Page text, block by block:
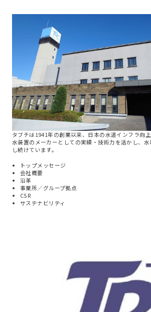
タブチは1941年の創業以来、日本の水道インフラ向
水装置のメーカーとしての実績・技術力を活かし、
し続けています。
トップメッセージ
会社概要
沿革
事業所／グループ拠点
CSR
サステナビリティ